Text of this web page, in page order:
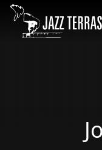
Vés al contingut